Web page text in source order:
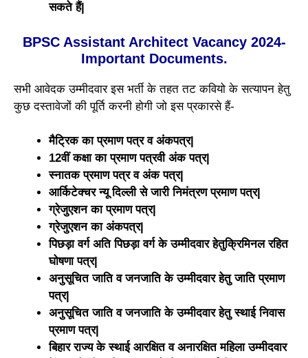
सकते हैं|
BPSC Assistant Architect Vacancy 2024-
Important Documents.
सभी आवेदक उम्मीदवार इस भर्ती के तहत तट कवियो के सत्यापन हेतु
कुछ दस्तावेजों की पूर्ति करनी होगी जो इस प्रकारसे हैं-
मैट्रिक का प्रमाण पत्र व अंकपत्र|
12वीं कक्षा का प्रमाण पत्रवी अंक पत्र|
स्नातक प्रमाण पत्र व अंक पत्र|
आर्किटेक्चर न्यू दिल्ली से जारी निमंत्रण प्रमाण पत्र|
ग्रेजुएशन का प्रमाण पत्र|
ग्रेजुएशन का अंकपत्र|
पिछड़ा वर्ग अति पिछड़ा वर्ग के उम्मीदवार हेतुक्रिमिनल रहित
घोषणा पत्र|
अनुसूचित जाति व जनजाति के उम्मीदवार हेतु जाति प्रमाण
पत्र|
अनुसूचित जाति व जनजाति के उम्मीदवार हेतु स्थाई निवास
प्रमाण पत्र|
बिहार राज्य के स्थाई आरक्षित व अनारक्षित महिला उम्मीदवार